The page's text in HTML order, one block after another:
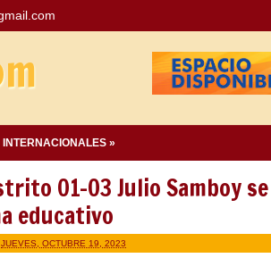
INTERNACIONALES »
01-03 Julio Samboy se
educativo
JUEVES, OCTUBRE 19, 2023